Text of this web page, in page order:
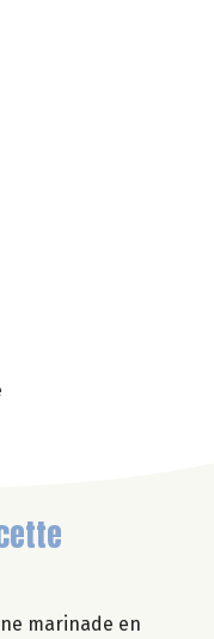
marinade en